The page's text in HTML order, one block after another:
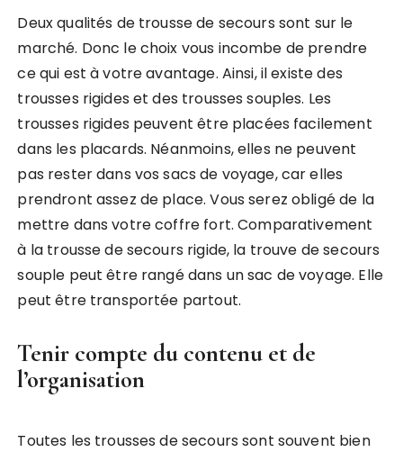
Deux qualités de trousse de secours sont sur le
marché. Donc le choix vous incombe de prendre
ce qui est à votre avantage. Ainsi, il existe des
trousses rigides et des trousses souples. Les
trousses rigides peuvent être placées facilement
dans les placards. Néanmoins, elles ne peuvent
pas rester dans vos sacs de voyage, car elles
prendront assez de place. Vous serez obligé de la
mettre dans votre coffre fort. Comparativement
à la trousse de secours rigide, la trouve de secours
souple peut être rangé dans un sac de voyage. Elle
peut être transportée partout.
Tenir compte du contenu et de
l’organisation
Toutes les trousses de secours sont souvent bien